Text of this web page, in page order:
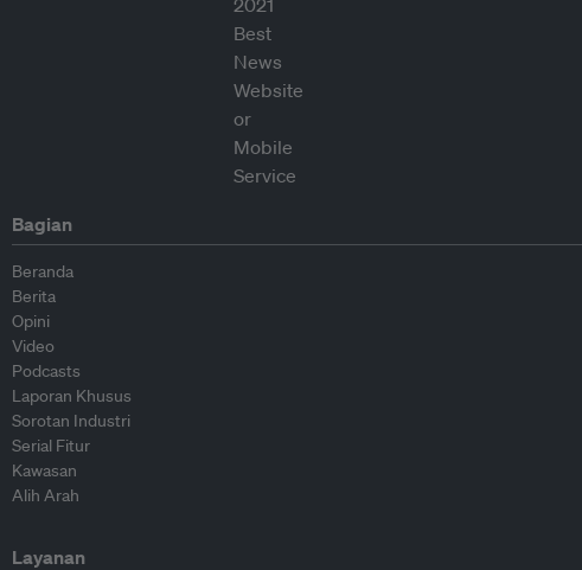
Bagian
Beranda
Berita
Opini
Video
Podcasts
Laporan Khusus
Sorotan Industri
Serial Fitur
Kawasan
Alih Arah
Layanan